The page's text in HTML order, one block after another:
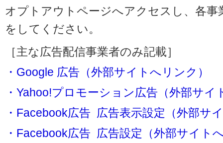
オプトアウトページへアクセスし、各
をしてください。
［主な広告配信事業者のみ記載］
・Google 広告（外部サイトへリンク）
・Yahoo!プロモーション広告（外部サイ
・Facebook広告 広告表示設定（外部サ
・Facebook広告 広告設定（外部サイト